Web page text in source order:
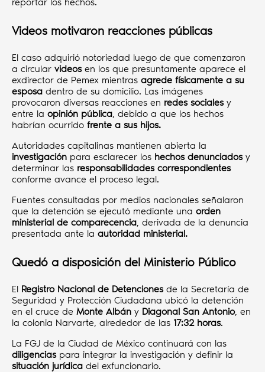
reportar los hechos.
Videos motivaron reacciones públicas
El caso adquirió notoriedad luego de que comenzaron
a circular videos en los que presuntamente aparece el
exdirector de Pemex mientras agrede físicamente a su
esposa dentro de su domicilio. Las imágenes
provocaron diversas reacciones en redes sociales y
entre la opinión pública, debido a que los hechos
habrían ocurrido frente a sus hijos.
Autoridades capitalinas mantienen abierta la
investigación para esclarecer los hechos denunciados y
determinar las responsabilidades correspondientes
conforme avance el proceso legal.
Fuentes consultadas por medios nacionales señalaron
que la detención se ejecutó mediante una orden
ministerial de comparecencia, derivada de la denuncia
presentada ante la autoridad ministerial.
Quedó a disposición del Ministerio Público
El Registro Nacional de Detencionesde la Secretaría de
Seguridad y Protección Ciudadana ubicó la detención
en el cruce de Monte Albán y Diagonal San Antonio, en
la colonia Narvarte, alrededor de las 17:32 horas.
La FGJ de la Ciudad de México continuará con las
diligencias para integrar la investigación y definir la
situación jurídica del exfuncionario.